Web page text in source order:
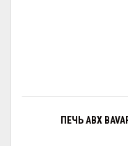
ПЕЧЬ ABX